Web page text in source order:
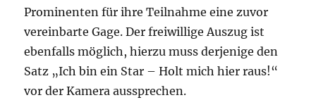
Prominenten für ihre Teilnahme eine zuvor
vereinbarte Gage. Der freiwillige Auszug ist
ebenfalls möglich, hierzu muss derjenige den
Satz „Ich bin ein Star – Holt mich hier raus!“
vor der Kamera aussprechen.